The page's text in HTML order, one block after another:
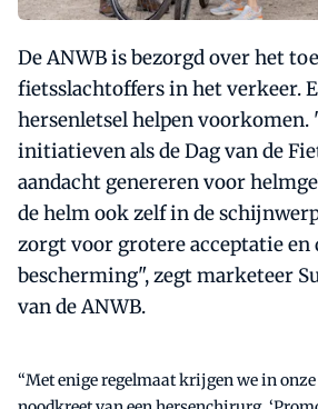
De ANWB is bezorgd over het
fietsslachtoffers in het verkeer.
hersenletsel helpen
initiatieven als de Dag van de
aandacht genereren voor
de helm ook zelf in de
zorgt voor grotere acceptatie en
bescherming", zegt marketeer
van de ANWB.
“Met enige regelmaat krijgen we in